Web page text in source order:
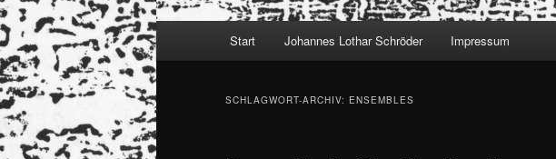
Start Johannes Lothar Schröder Impressum
SCHLAGWORT-ARCHIV: ENSEMBLES